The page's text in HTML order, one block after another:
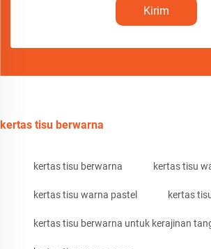
Kirim
kertas tisu berwarna
kertas tisu berwarna kertas tisu
kertas tisu warna pastel kertas
kertas tisu berwarna untuk kerajinan